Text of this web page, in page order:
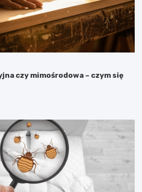
czy mimośrodowa – czym się